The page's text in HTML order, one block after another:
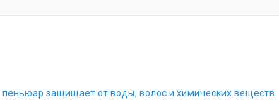
пеньюар защищает от воды, волос и химических веществ.